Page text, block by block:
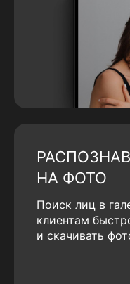
НА ФОТО
Поиск лиц в
клиентам
и скачивать